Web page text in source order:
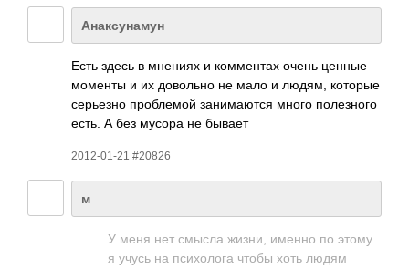
Анаксунамун
Есть здесь в мнениях и комм­ентах очень ценные
моменты и их дово­льно не мало и людям, которые
серь­езно проб­лемой зани­маются много поле­зного
есть. А без мусора не бывает
2012-01-21 #20826
м
У меня нет смысла жизни, именно по этому
я учусь на псих­олога чтобы хоть людям